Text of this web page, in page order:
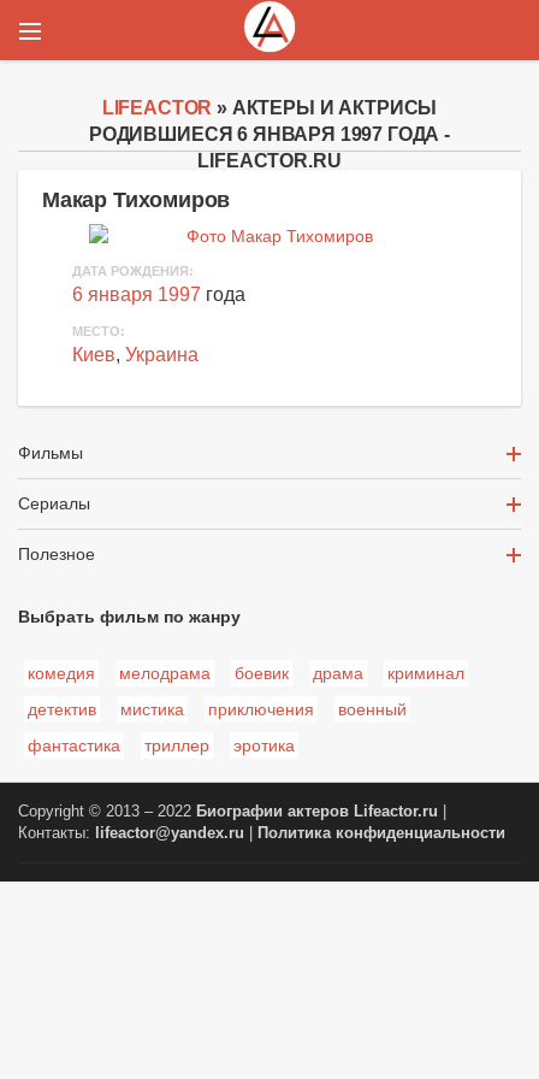
LIFEACTOR » АКТЕРЫ И АКТРИСЫ
РОДИВШИЕСЯ 6 ЯНВАРЯ 1997 ГОДА -
LIFEACTOR.RU
Макар Тихомиров
ДАТА РОЖДЕНИЯ:
6 января 1997 года
МЕСТО:
Киев, Украина
Фильмы
Сериалы
Полезное
Выбрать фильм по жанру
комедия мелодрама боевик драма
криминал
детектив
мистика приключения
военный
фантастика
триллер эротика
Copyright © 2013 – 2022 Биографии актеров Lifeactor.ru
Контакты:
lifeactor@yandex.ru Политика конфиденциальности